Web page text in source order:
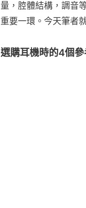
量，腔體結構，調音
重要一環。今天筆者
選購耳機時的4個參